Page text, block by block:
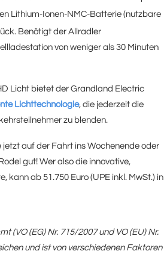
Lithium-Ionen-NMC-Batterie (nutzbare
Benötigt der Allradler
von weniger als 30 Minuten
Licht bietet der Grandland Electric
Lichttechnologie, die jederzeit die
zu blenden.
auf der Fahrt ins Wochenende oder
gut! Wer also die innovative,
ab 51.750 Euro (UPE inkl. MwSt.) in
(VO (EG) Nr. 715/2007 und VO (EU) Nr.
und ist von verschiedenen Faktoren